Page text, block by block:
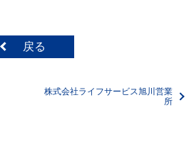
戻る
株式会社ライフサービス旭川営業
所